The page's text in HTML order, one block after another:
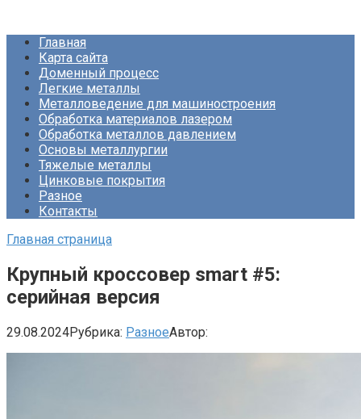
контентуГлавная
Карта сайта
Доменный процесс
Легкие металлы
Металловедение для машиностроения
Обработка материалов лазером
Обработка металлов давлением
Основы металлургии
Тяжелые металлы
Цинковые покрытия
Разное
Контакты
Главная страница
Крупный кроссовер smart #5:
серийная версия
29.08.2024Рубрика: РазноеАвтор: